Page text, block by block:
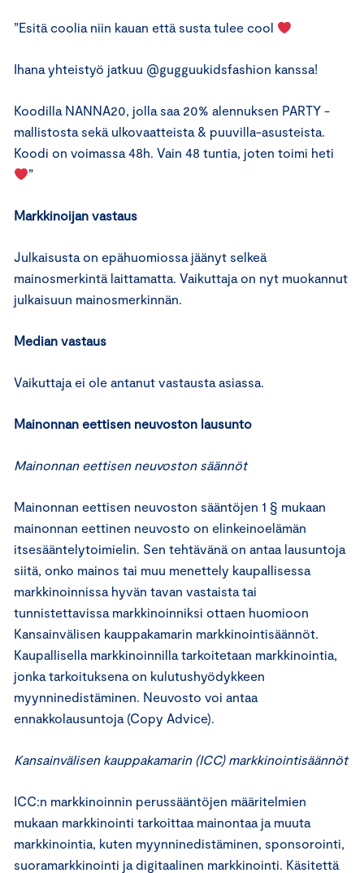
”Esitä coolia niin kauan että susta tulee cool
Ihana yhteistyö jatkuu @gugguukidsfashion kanssa!
Koodilla NANNA20, jolla saa 20% alennuksen PARTY -
mallistosta sekä ulkovaatteista & puuvilla-asusteista.
Koodi on voimassa 48h. Vain 48 tuntia, joten toimi heti
”
Markkinoijan vastaus
Julkaisusta on epähuomiossa jäänyt selkeä
mainosmerkintä laittamatta. Vaikuttaja on nyt muokannut
julkaisuun mainosmerkinnän.
Median vastaus
Vaikuttaja ei ole antanut vastausta asiassa.
Mainonnan eettisen neuvoston lausunto
Mainonnan eettisen neuvoston säännöt
Mainonnan eettisen neuvoston sääntöjen 1 § mukaan
mainonnan eettinen neuvosto on elinkeinoelämän
itsesääntelytoimielin. Sen tehtävänä on antaa lausuntoja
siitä, onko mainos tai muu menettely kaupallisessa
markkinoinnissa hyvän tavan vastaista tai
tunnistettavissa markkinoinniksi ottaen huomioon
Kansainvälisen kauppakamarin markkinointisäännöt.
Kaupallisella markkinoinnilla tarkoitetaan markkinointia,
jonka tarkoituksena on kulutushyödykkeen
myynninedistäminen. Neuvosto voi antaa
ennakkolausuntoja (Copy Advice).
Kansainvälisen kauppakamarin (ICC) markkinointisäännöt
ICC:n markkinoinnin perussääntöjen määritelmien
mukaan markkinointi tarkoittaa mainontaa ja muuta
markkinointia, kuten myynninedistäminen, sponsorointi,
suoramarkkinointi ja digitaalinen markkinointi. Käsitettä